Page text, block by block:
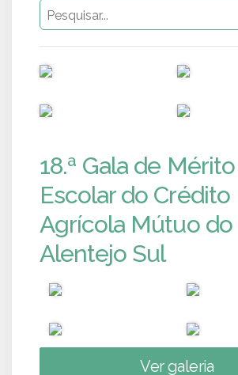
18.ª Gala de Mérito
Escolar do Crédito
Agrícola Mútuo do
Alentejo Sul
Ver galeria